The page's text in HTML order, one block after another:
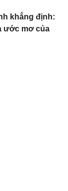
khẳng định:
ước mơ của